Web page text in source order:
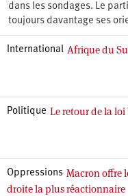
dans les sondages. Le
toujours davantage ses
International Afrique du
Politique Le retour de la loi
Oppressions Macron offre
droite la plus réactionnaire